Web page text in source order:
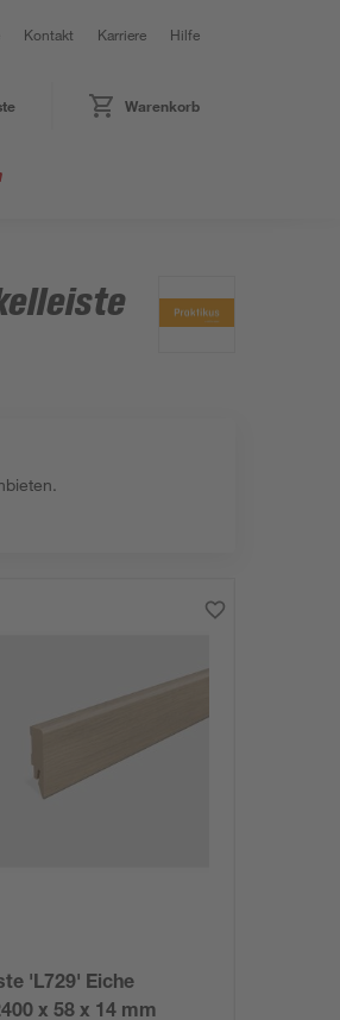
Kontakt Karriere Hilfe
Warenkorb
'L729' Eiche
x 58 x 14 mm